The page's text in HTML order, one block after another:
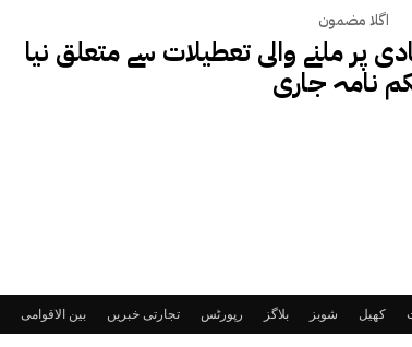
اگلا مضمون
پر ملنے والی تعطیلات سے متعلق نیا
نامہ جاری
بین الاقوامی تجارتی خبریں رپورٹس بلاگز شوبز کھیل